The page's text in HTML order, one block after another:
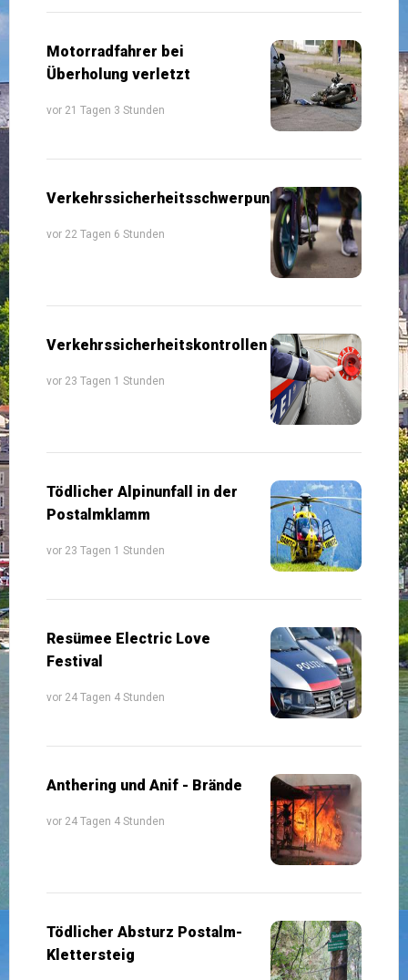
Motorradfahrer bei
Überholung verletzt
vor 21 Tagen 3 Stunden
Verkehrssicherheitsschwerpunkte
vor 22 Tagen 6 Stunden
Verkehrssicherheitskontrollen
vor 23 Tagen 1 Stunden
Tödlicher Alpinunfall in der
Postalmklamm
vor 23 Tagen 1 Stunden
Resümee Electric Love
Festival
vor 24 Tagen 4 Stunden
Anthering und Anif - Brände
vor 24 Tagen 4 Stunden
Tödlicher Absturz Postalm-
Klettersteig